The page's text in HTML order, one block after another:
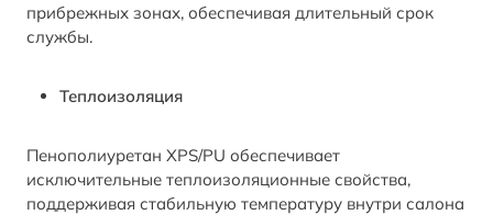
прибрежных зонах, обеспечивая длительный срок
службы.
Теплоизоляция
Пенополиуретан XPS/PU обеспечивает
исключительные теплоизоляционные свойства,
поддерживая стабильную температуру внутри салона